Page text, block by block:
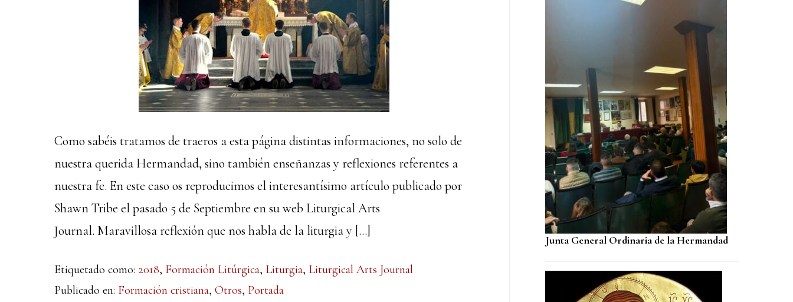
Como sabéis tratamos de traeros a esta página distintas informaciones, no solo de
nuestra querida Hermandad, sino también enseñanzas y reflexiones referentes a
nuestra fe. En este caso os reproducimos el interesantísimo artículo publicado por
Shawn Tribe el pasado 5 de Septiembre en su web Liturgical Arts
Journal. Maravillosa reflexión que nos habla de la liturgia y […]
Etiquetado como: 2018, Formación Litúrgica, Liturgia, Liturgical Arts Journal
Publicado en: Formación cristiana, Otros, Portada
Junta General Ordinaria de la Hermandad